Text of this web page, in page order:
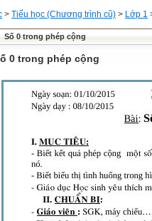
> Tiểu học (Chương trình cũ) > Lớp 1
Số 0 trong phép cộng
0 trong phép cộng